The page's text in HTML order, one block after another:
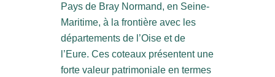
Pays de Bray Normand, en Seine-
Maritime, à la frontière avec les
départements de l’Oise et de
l’Eure. Ces coteaux présentent une
forte valeur patrimoniale en termes